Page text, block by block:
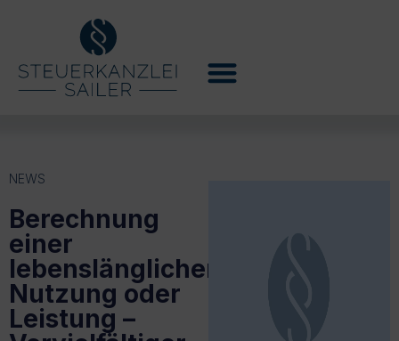
NEWS
Berechnung
einer
lebenslänglichen
Nutzung oder
Leistung –